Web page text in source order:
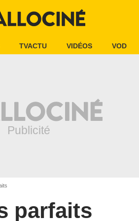
TVACTU VIDÉOS VOD
parfaits